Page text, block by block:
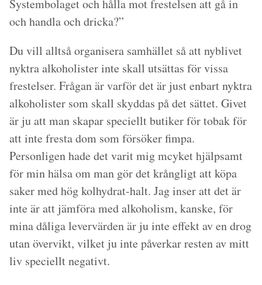
Systembolaget och hålla mot frestelsen att gå in
och handla och dricka?”
Du vill alltså organisera samhället så att nyblivet
nyktra alkoholister inte skall utsättas för vissa
frestelser. Frågan är varför det är just enbart nyktra
alkoholister som skall skyddas på det sättet. Givet
är ju att man skapar speciellt butiker för tobak för
att inte fresta dom som försöker fimpa.
Personligen hade det varit mig mcyket hjälpsamt
för min hälsa om man gör det krångligt att köpa
saker med hög kolhydrat-halt. Jag inser att det är
inte är att jämföra med alkoholism, kanske, för
mina dåliga levervärden är ju inte effekt av en drog
utan övervikt, vilket ju inte påverkar resten av mitt
liv speciellt negativt.